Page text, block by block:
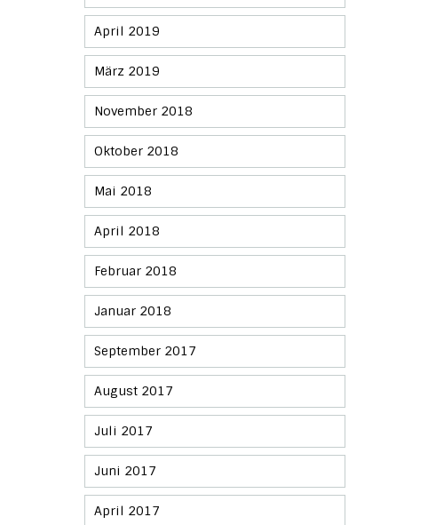
April 2019
März 2019
November 2018
Oktober 2018
Mai 2018
April 2018
Februar 2018
Januar 2018
September 2017
August 2017
Juli 2017
Juni 2017
April 2017